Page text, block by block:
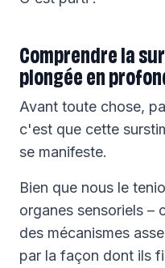
Comprendre la
plongée en
Avant toute chose,
c'est que cette
se manifeste.
Bien que nous le
organes sensoriels –
des mécanismes
par la façon dont ils